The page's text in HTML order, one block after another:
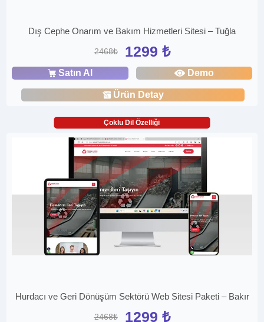
Dış Cephe Onarım ve Bakım Hizmetleri Sitesi – Tuğla
2468₺ 1299 ₺
Satın Al Demo
Ürün Detay
Çoklu Dil Özelliği
Hurdacı ve Geri Dönüşüm Sektörü Web Sitesi Paketi – Bakır
2468₺ 1299 ₺